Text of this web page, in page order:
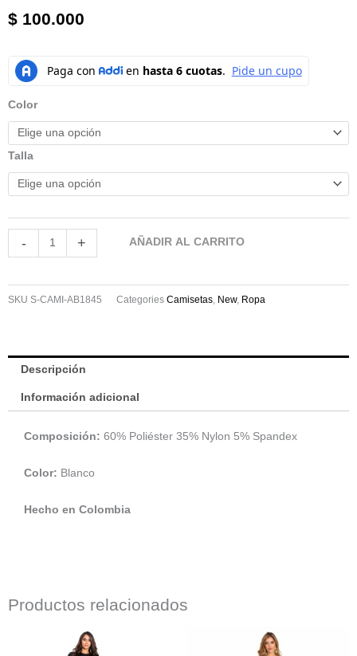
$ 100.000
Color
Talla
-
AB
+ AÑADIR AL CARRITO
SKU S-CAMI-AB1845 Categories Camisetas, New, Ropa
Descripción
Información adicional
Composición: 60% Poliéster 35% Nylon 5% Spandex
Color: Blanco
Hecho en Colombia
Productos relacionados